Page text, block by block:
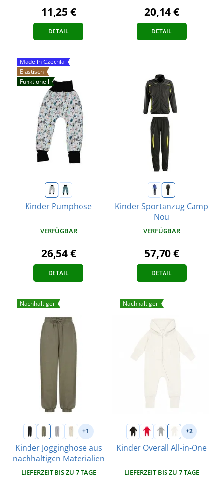
11,25 €
DETAIL
20,14 €
DETAIL
Made in Czechia
Elastisch
Funktionell
Kinder Pumphose
VERFÜGBAR
26,54 €
DETAIL
Kinder Sportanzug Camp
Nou
VERFÜGBAR
57,70 €
DETAIL
Nachhaltiger
+1
Kinder Jogginghose aus
nachhaltigen Materialien
LIEFERZEIT BIS ZU 7 TAGE
Nachhaltiger
+2
Kinder Overall All-in-One
LIEFERZEIT BIS ZU 7 TAGE